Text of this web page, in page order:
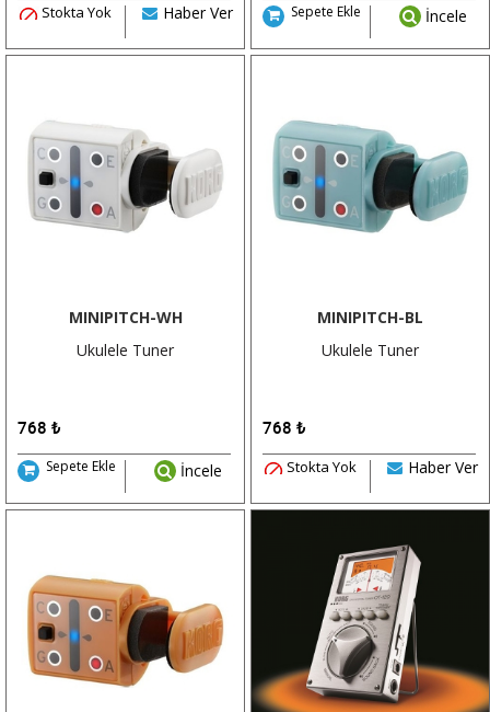
Stokta Yok
Haber Ver Sepete Ekle İncele
MINIPITCH-WH
Ukulele Tuner
768 ₺
Sepete Ekle İncele
MINIPITCH-BL
Ukulele Tuner
768 ₺
Stokta Yok
Haber Ver